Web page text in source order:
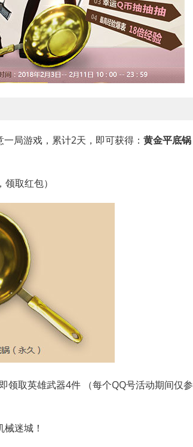
局游戏，累计2天，即可获得： 黄金平底锅
取红包）
领取英雄武器4件 （每个QQ号活动期间仅参
迷城！